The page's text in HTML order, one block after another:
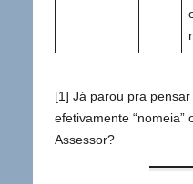
r.
[1] Já parou pra
efetivamente “nomeia”
Assessor?